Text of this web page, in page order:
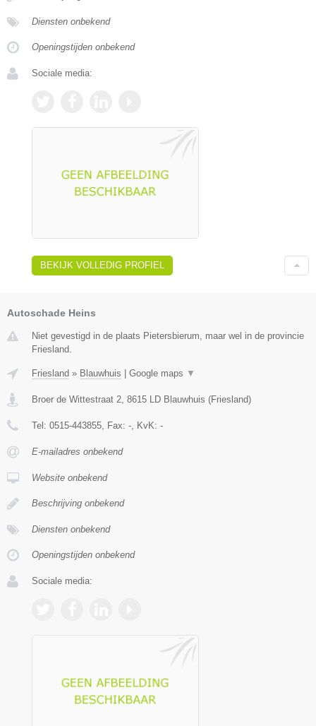
Diensten onbekend
Openingstijden onbekend
Sociale media:
BEKIJK VOLLEDIG PROFIEL
Autoschade Heins
Niet gevestigd in de plaats Pietersbierum, maar wel in de provincie
Friesland.
Friesland » Blauwhuis Google maps ▼
Broer de Wittestraat 2, 8615 LD Blauwhuis (Friesland)
Tel: 0515-443855, Fax: -, KvK: -
E-mailadres onbekend
Website onbekend
Beschrijving onbekend
Diensten onbekend
Openingstijden onbekend
Sociale media: